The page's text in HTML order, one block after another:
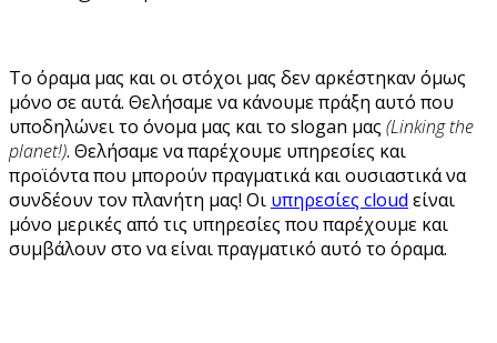
Το όραμα μας και οι στόχοι μας δεν αρκέστηκαν όμως
μόνο σε αυτά. Θελήσαμε να κάνουμε πράξη αυτό που
υποδηλώνει το όνομα μας και το slogan μας (Linking the
planet!). Θελήσαμε να παρέχουμε υπηρεσίες και
προϊόντα που μπορούν πραγματικά και ουσιαστικά να
συνδέουν τον πλανήτη μας! Οι υπηρεσίες cloud είναι
μόνο μερικές από τις υπηρεσίες που παρέχουμε και
συμβάλουν στο να είναι πραγματικό αυτό το όραμα.